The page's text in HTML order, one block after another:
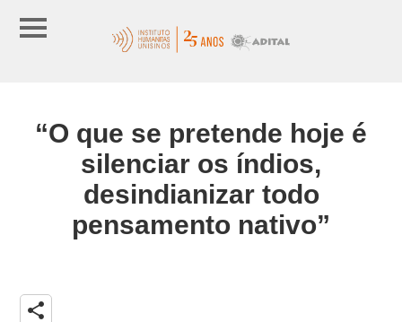
“O que se pretende hoje é
silenciar os índios,
desindianizar todo
pensamento nativo”
share